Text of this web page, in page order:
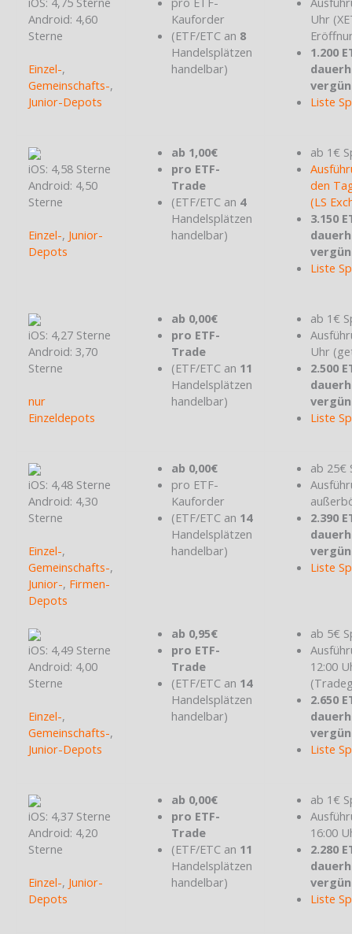
Android: 4,60
Sterne
Einzel-,
Gemeinschafts-,
Junior-Depots
Kauforder
(ETF/ETC an 8
Handelsplätzen
handelbar)
Uhr
1.200
Liste
iOS: 4,58 Sterne
Android: 4,50
Sterne
Einzel-, Junior-
Depots
ab 1,00€
pro ETF-
Trade
(ETF/ETC an 4
Handelsplätzen
handelbar)
ab 1€
den
(LS
3.150
Liste
iOS: 4,27 Sterne
Android: 3,70
Sterne
nur
Einzeldepots
ab 0,00€
pro ETF-
Trade
(ETF/ETC an 11
Handelsplätzen
handelbar)
ab 1€
Uhr
2.500
Liste
iOS: 4,48 Sterne
Android: 4,30
Sterne
Einzel-,
Gemeinschafts-,
Junior-, Firmen-
Depots
ab 0,00€
pro ETF-
Kauforder
(ETF/ETC an 14
Handelsplätzen
handelbar)
ab 25€
2.390
Liste
iOS: 4,49 Sterne
Android: 4,00
Sterne
Einzel-,
Gemeinschafts-,
Junior-Depots
ab 0,95€
pro ETF-
Trade
(ETF/ETC an 14
Handelsplätzen
handelbar)
ab 5€
12:00
2.650
Liste
iOS: 4,37 Sterne
Android: 4,20
Sterne
Einzel-, Junior-
Depots
ab 0,00€
pro ETF-
Trade
(ETF/ETC an 11
Handelsplätzen
handelbar)
ab 1€
16:00
2.280
Liste